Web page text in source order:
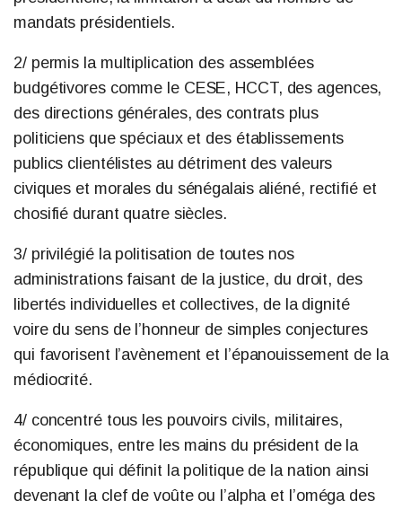
mandats présidentiels.
2/ permis la multiplication des assemblées
budgétivores comme le CESE, HCCT, des agences,
des directions générales, des contrats plus
politiciens que spéciaux et des établissements
publics clientélistes au détriment des valeurs
civiques et morales du sénégalais aliéné, rectifié et
chosifié durant quatre siècles.
3/ privilégié la politisation de toutes nos
administrations faisant de la justice, du droit, des
libertés individuelles et collectives, de la dignité
voire du sens de l’honneur de simples conjectures
qui favorisent l’avènement et l’épanouissement de la
médiocrité.
4/ concentré tous les pouvoirs civils, militaires,
économiques, entre les mains du président de la
république qui définit la politique de la nation ainsi
devenant la clef de voûte ou l’alpha et l’oméga des